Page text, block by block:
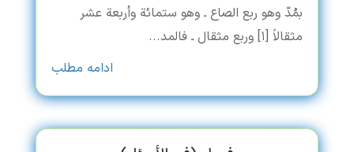
بمُدّ وهو ربع الصاع ـ وهو ستمائة وأربعة عشر
مثقالاً [۱] وربع مثقال ـ فالمد...
ادامه مطلب